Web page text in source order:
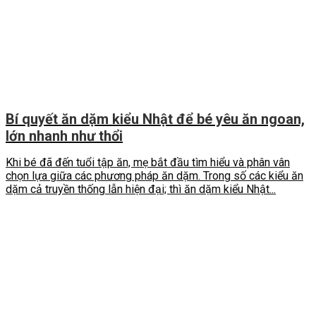
Bí quyết ăn dặm kiểu Nhật để bé yêu ăn ngoan,
lớn nhanh như thổi
Khi bé đã đến tuổi tập ăn, mẹ bắt đầu tìm hiểu và phân vân
chọn lựa giữa các phương pháp ăn dặm. Trong số các kiểu ăn
dặm cả truyền thống lẫn hiện đại; thì ăn dặm kiểu Nhật...